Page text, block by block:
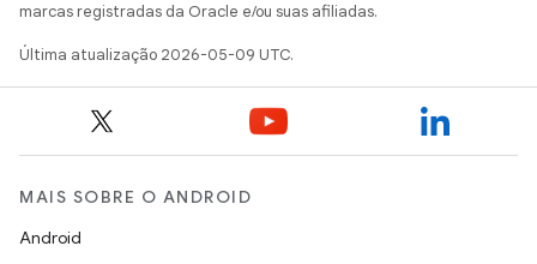
marcas registradas da Oracle e/ou suas afiliadas.
Última atualização 2026-05-09 UTC.
MAIS SOBRE O ANDROID
Android